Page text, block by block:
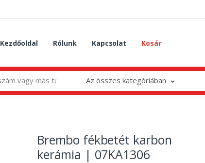
Kezdőoldal Rólunk Kapcsolat Kosár
Az összes kategóriában
Brembo fékbetét karbon
kerámia | 07KA1306